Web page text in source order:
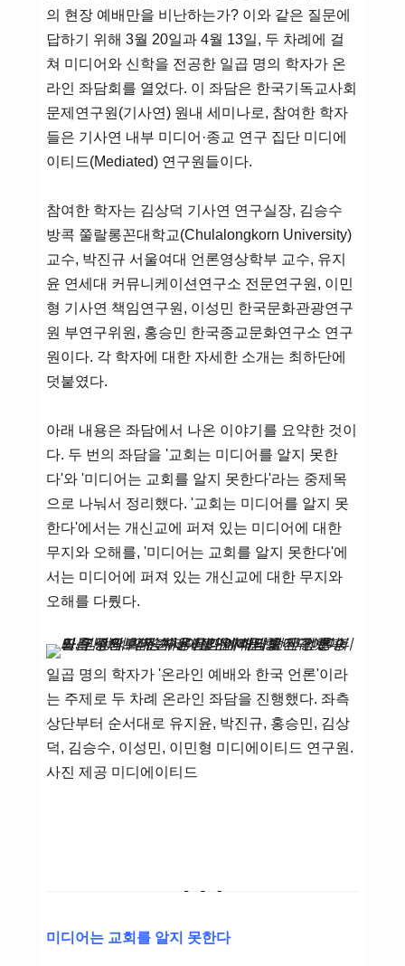
의 현장 예배만을 비난하는가? 이와 같은 질문에
답하기 위해 3월 20일과 4월 13일, 두 차례에 걸
쳐 미디어와 신학을 전공한 일곱 명의 학자가 온
라인 좌담회를 열었다. 이 좌담은 한국기독교사회
문제연구원(기사연) 원내 세미나로, 참여한 학자
들은 기사연 내부 미디어·종교 연구 집단 미디에
이티드(Mediated) 연구원들이다.
참여한 학자는 김상덕 기사연 연구실장, 김승수
방콕 쭐랄롱꼰대학교(Chulalongkorn University)
교수, 박진규 서울여대 언론영상학부 교수, 유지
윤 연세대 커뮤니케이션연구소 전문연구원, 이민
형 기사연 책임연구원, 이성민 한국문화관광연구
원 부연구위원, 홍승민 한국종교문화연구소 연구
원이다. 각 학자에 대한 자세한 소개는 최하단에
덧붙였다.
아래 내용은 좌담에서 나온 이야기를 요약한 것이
다. 두 번의 좌담을 '교회는 미디어를 알지 못한
다'와 '미디어는 교회를 알지 못한다'라는 중제목
으로 나눠서 정리했다. '교회는 미디어를 알지 못
한다'에서는 개신교에 퍼져 있는 미디어에 대한
무지와 오해를, '미디어는 교회를 알지 못한다'에
서는 미디어에 퍼져 있는 개신교에 대한 무지와
오해를 다뤘다.
일곱 명의 학자가 '온라인 예배와 한국 언론'이라
는 주제로 두 차례 온라인 좌담을 진행했다. 좌측
상단부터 순서대로 유지윤, 박진규, 홍승민, 김상
덕, 김승수, 이성민, 이민형 미디에이티드 연구원.
사진 제공 미디에이티드
미디어는 교회를 알지 못한다